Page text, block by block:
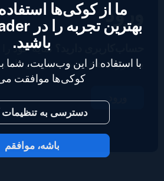
ورود
نمایه خود را
به خوراک‌های خود دسترسی
2023 © Inoreader
ما از کوکی‌ها
باشید.
با استفاده از این وب‌سایت، شما
کوکی‌ها موافقت
دسترسی به
باشه، موافقم